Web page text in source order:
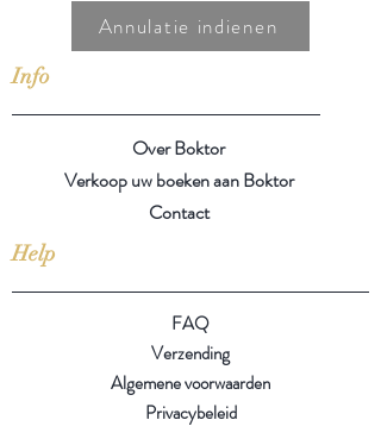
Annulatie indienen
Info
Over Boktor
Verkoop uw boeken aan Boktor
Contact
Help
FAQ
Verzending
Algemene voorwaarden
Privacybeleid